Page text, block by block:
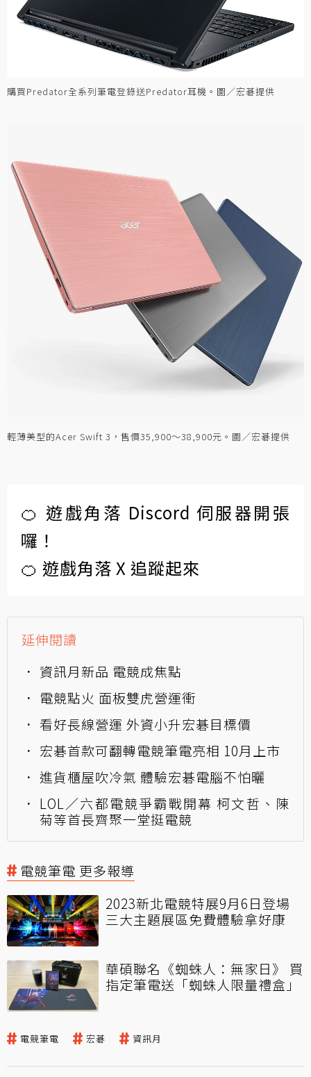
購買Predator全系列筆電登錄送Predator耳機。圖／宏碁提供
輕薄美型的Acer Swift 3，售價35,900～38,900元。圖／宏碁提供
🍊 遊戲角落 Discord 伺服器開張
囉！
🍊 遊戲角落 X 追蹤起來
延伸閱讀
資訊月新品 電競成焦點
電競點火 面板雙虎營運衝
看好長線營運 外資小升宏碁目標價
宏碁首款可翻轉電競筆電亮相 10月上市
進貨櫃屋吹冷氣 體驗宏碁電腦不怕曬
LOL／六都電競爭霸戰開幕 柯文哲、陳
菊等首長齊聚一堂挺電競
電競筆電 更多報導
2023新北電競特展9月6日登場
三大主題展區免費體驗拿好康
華碩聯名《蜘蛛人：無家日》 買
指定筆電送「蜘蛛人限量禮盒」
電競筆電 宏碁 資訊月